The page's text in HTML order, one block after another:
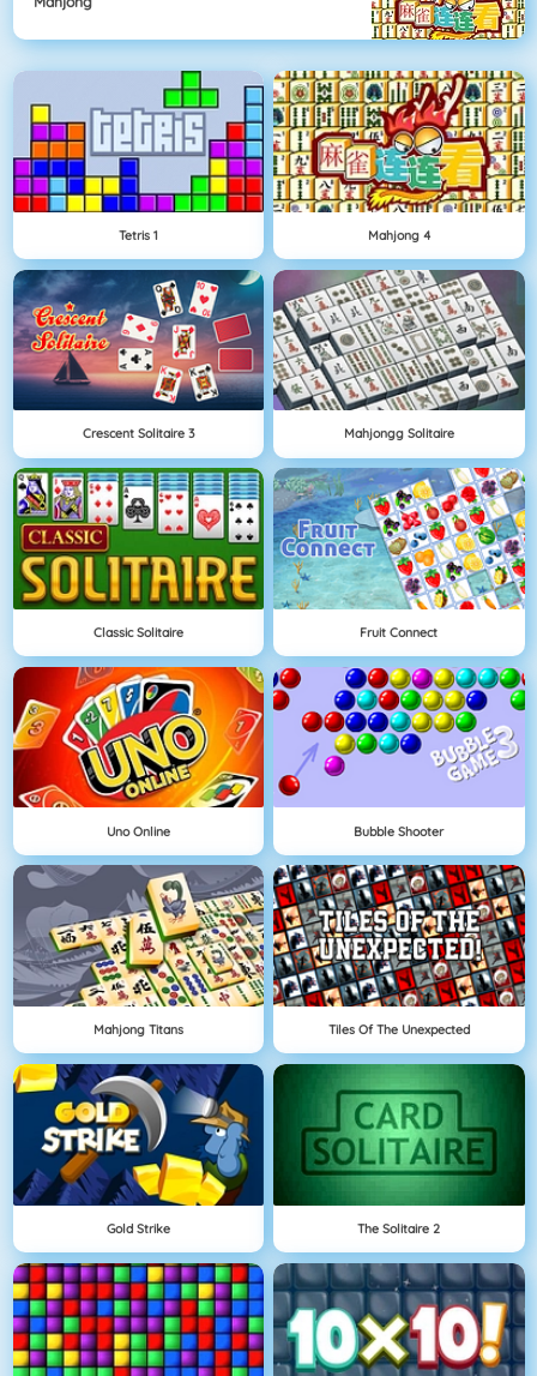
Tetris 1 Mahjong 4
Crescent Solitaire 3 Mahjongg Solitaire
Classic Solitaire Fruit Connect
Uno Online Bubble Shooter
Mahjong Titans Tiles Of The Unexpected
Gold Strike The Solitaire 2